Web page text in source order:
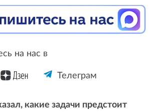
на нас в
Телеграм
какие задачи предстоит